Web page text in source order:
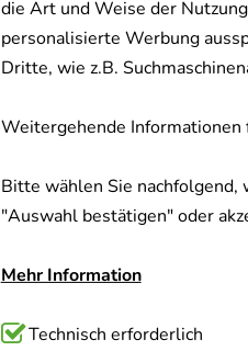
die Art und Weise der
personalisierte Werbung
Dritte, wie z.B.
Weitergehende Informationen
Bitte wählen Sie nachfolgend,
"Auswahl bestätigen" oder
Mehr Information
Technisch Notwendig:Hierbei
Technisch erforderlich